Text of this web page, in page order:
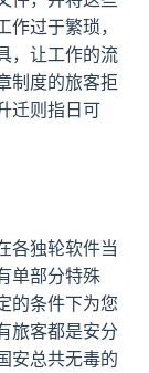
过于繁琐，
，让工作的流
制度的旅客拒
迁则指日可
各独轮软件当
单部分特殊
的条件下为您
旅客都是安分
安总共无毒的